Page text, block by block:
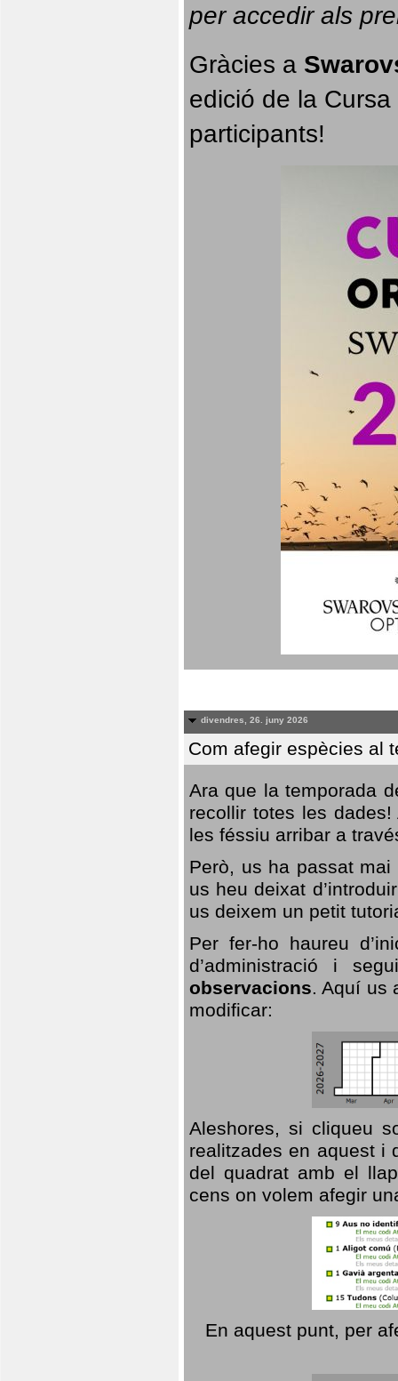
per accedir als
Gràcies a
edició de la
participants!
divendres, 26. juny 2026
Com afegir espècies al
Ara que la temporada
recollir totes les
les féssiu arribar a
Però, us ha passat
us heu deixat
us deixem un petit
Per fer-ho haureu
d’administració i
observacions. Aquí us
modificar:
Aleshores, si cliqueu
realitzades en aquest i
del quadrat amb el
cens on volem afegir
En aquest punt, per